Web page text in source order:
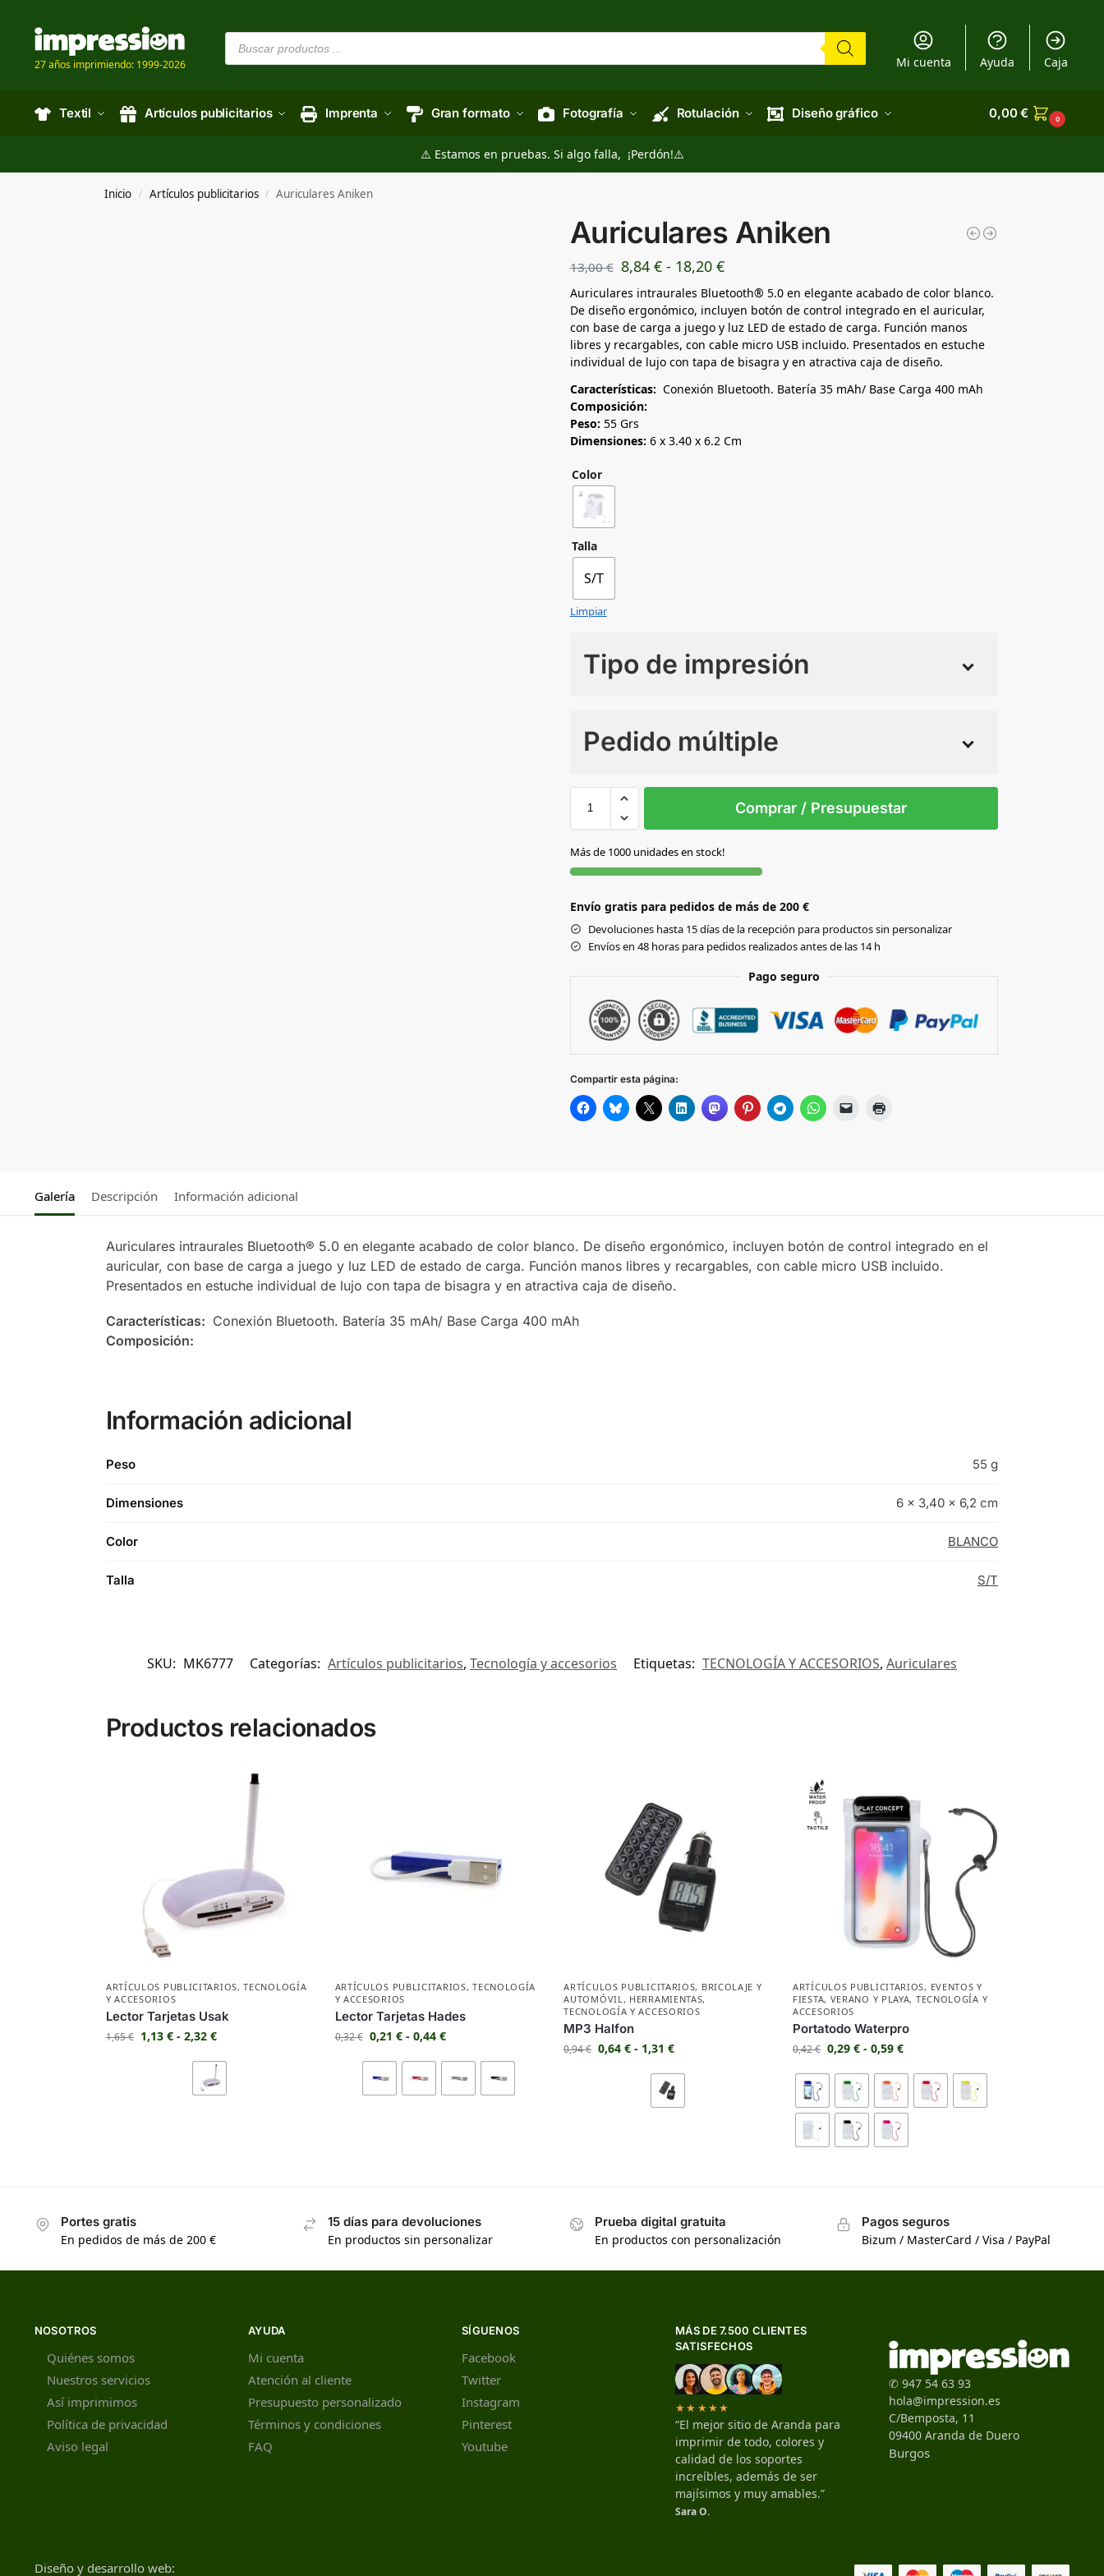
27 años imprimiendo: 1999-2026 Mi cuenta Ayuda Caja
Textil Artículos publicitarios Imprenta Gran formato Fotografía Rotulación Diseño gráfico 0,00€ 0
⚠️ Estamos en pruebas. Si algo falla, ¡Perdón!⚠️
Inicio / Artículos publicitarios / Auriculares Aniken
Auriculares Aniken
13,00€ 8,84 € - 18,20 €
Auriculares intraurales Bluetooth® 5.0 en elegante acabado de color blanco.
De diseño ergonómico, incluyen botón de control integrado en el auricular,
con base de carga a juego y luz LED de estado de carga. Función manos
libres y recargables, con cable micro USB incluido. Presentados en estuche
individual de lujo con tapa de bisagra y en atractiva caja de diseño.
Características: Conexión Bluetooth. Batería 35 mAh/ Base Carga 400 mAh
Composición:
Peso: 55 Grs
Dimensiones: 6 x 3.40 x 6.2 Cm
Color
Talla
S/T
Limpiar
Tipo de impresión
Pedido múltiple
BLANCO
Comprar / Presupuestar
Más de 1000 unidades en stock!
Envío gratis para pedidos de más de 200 €
Devoluciones hasta 15 días de la recepción para productos sin personalizar
Envíos en 48 horas para pedidos realizados antes de las 14 h
Pago seguro
Compartir esta página:
Galería Descripción Información adicional
Auriculares intraurales Bluetooth® 5.0 en elegante acabado de color blanco. De diseño ergonómico, incluyen botón de control integrado en el
auricular, con base de carga a juego y luz LED de estado de carga. Función manos libres y recargables, con cable micro USB incluido.
Presentados en estuche individual de lujo con tapa de bisagra y en atractiva caja de diseño.
Características: Conexión Bluetooth. Batería 35 mAh/ Base Carga 400 mAh
Composición:
Información adicional
Peso 55 g
Dimensiones 6 × 3,40 × 6,2 cm
Color BLANCO
Talla S/T
SKU: MK6777 Categorías: Artículos publicitarios, Tecnología y accesorios Etiquetas: TECNOLOGÍA Y ACCESORIOS, Auriculares
Productos relacionados
ARTÍCULOS PUBLICITARIOS,TECNOLOGÍA
Y ACCESORIOS
Lector Tarjetas Usak
1,65€ 1,13 € - 2,32 €
ARTÍCULOS PUBLICITARIOS,TECNOLOGÍA
Y ACCESORIOS
Lector Tarjetas Hades
0,32€ 0,21 € - 0,44 €
ARTÍCULOS PUBLICITARIOS, BRICOLAJE Y
AUTOMÓVIL, HERRAMIENTAS,
TECNOLOGÍA Y ACCESORIOS
MP3 Halfon
0,94€ 0,64€ - 1,31€
ARTÍCULOS PUBLICITARIOS, EVENTOS Y
FIESTA, VERANO Y PLAYA, TECNOLOGÍA Y
ACCESORIOS
Portatodo Waterpro
0,42€ 0,29€ - 0,59€
Portes gratis
En pedidos de más de 200 €
15 días para devoluciones
En productos sin personalizar
Prueba digital gratuita
En productos con personalización
Pagos seguros
Bizum / MasterCard / Visa / PayPal
NOSOTROS
Quiénes somos
Nuestros servicios
Así imprimimos
Política de privacidad
Aviso legal
AYUDA
Mi cuenta
Atención al cliente
Presupuesto personalizado
Términos y condiciones
FAQ
SÍGUENOS
Facebook
Twitter
Instagram
Pinterest
Youtube
MÁS DE 7.500 CLIENTES
SATISFECHOS
★★★★★
“El mejor sitio de Aranda para
imprimir de todo, colores y
calidad de los soportes
increíbles, además de ser
majísimos y muy amables.”
Sara O.
✆ 947 54 63 93
hola@impression.es
C/Bemposta, 11
09400 Aranda de Duero
Burgos
Diseño y desarrollo web: